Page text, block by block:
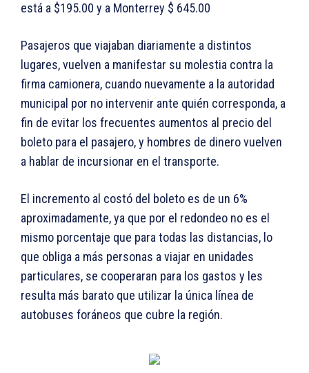
está a $195.00 y a Monterrey $ 645.00
Pasajeros que viajaban diariamente a distintos
lugares, vuelven a manifestar su molestia contra la
firma camionera, cuando nuevamente a la autoridad
municipal por no intervenir ante quién corresponda, a
fin de evitar los frecuentes aumentos al precio del
boleto para el pasajero, y hombres de dinero vuelven
a hablar de incursionar en el transporte.
El incremento al costó del boleto es de un 6%
aproximadamente, ya que por el redondeo no es el
mismo porcentaje que para todas las distancias, lo
que obliga a más personas a viajar en unidades
particulares, se cooperaran para los gastos y les
resulta más barato que utilizar la única línea de
autobuses foráneos que cubre la región.